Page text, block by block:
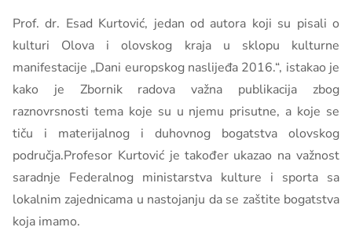
Prof. dr. Esad Kurtović, jedan od autora koji su pisali o
kulturi Olova i olovskog kraja u sklopu kulturne
manifestacije „Dani europskog naslijeđa 2016.“, istakao je
kako je Zbornik radova važna publikacija zbog
raznovrsnosti tema koje su u njemu prisutne, a koje se
tiču i materijalnog i duhovnog bogatstva olovskog
područja.Profesor Kurtović je također ukazao na važnost
saradnje Federalnog ministarstva kulture i sporta sa
lokalnim zajednicama u nastojanju da se zaštite bogatstva
koja imamo.